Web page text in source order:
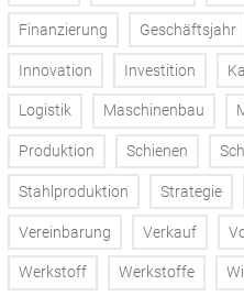
Finanzierung Geschäftsjahr
Innovation Investition
Logistik Maschinenbau
Produktion Schienen
Stahlproduktion Strategie
Vereinbarung Verkauf
Werkstoff Werkstoffe